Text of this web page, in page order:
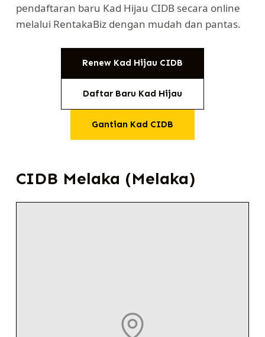
pendaftaran baru Kad Hijau CIDB secara online
melalui RentakaBiz dengan mudah dan pantas.
Renew Kad Hijau CIDB
Daftar Baru Kad Hijau
Gantian Kad CIDB
CIDB Melaka (Melaka)